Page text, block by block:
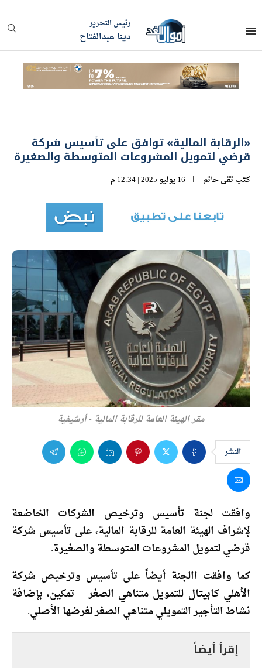
رئيس التحرير
دينا عبدالفتاح
«الرقابة المالية» توافق على تأسيس شركة
قرضي لتمويل المشروعات المتوسطة والصغيرة
كتبتقى حاتم 16 يوليو 2025 | 12:34 م
مقر الهيئة العامة للرقابة المالية - أرشيفية
النشر
وافقت لجنة تأسيس وترخيص الشركات الخاضعة
لإشراف الهيئة العامة للرقابة المالية، على تأسيس شركة
قرضي لتمويل المشروعات المتوسطة والصغيرة.
كما وافقت االجنة أيضاً على تأسيس وترخيص شركة
الأهلي كابيتال للتمويل متناهي الصغر – تمكين، بإضافة
نشاط التأجير التمويلي متناهي الصغر لغرضها الأصلي.
إقرأ أيضاً